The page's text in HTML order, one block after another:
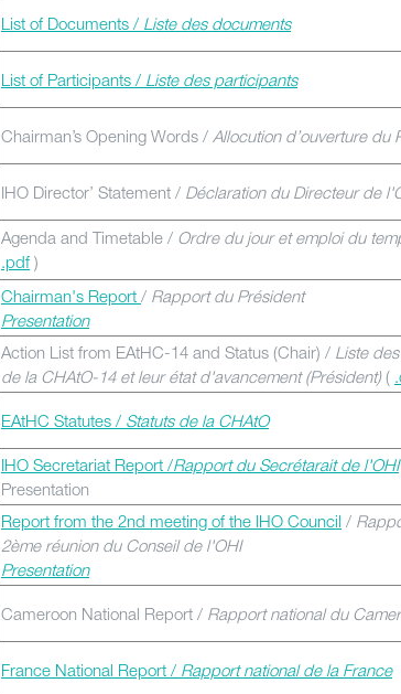
List of Documents / Liste des documents
List of Participants / Liste des participants
Chairman’s Opening Words / Allocution d’ouverture du
IHO Director’ Statement / Déclaration du Directeur de
Agenda and Timetable / Ordre du jour et emploi du
.pdf )
Chairman's Report / Rapport du Président
Presentation
Action List from EAtHC-14 and Status (Chair) / Liste
de la CHAtO-14 et leur état d'avancement (Président)(
EAtHC Statutes / Statuts de la CHAtO
IHO Secretariat Report /Rapport du Secrétarait de l'OHI
Presentation
Report from the 2nd meeting of the IHO Council /
2ème réunion du Conseil de l'OHI
Presentation
Cameroon National Report / Rapport national du
France National Report / Rapport national de la France